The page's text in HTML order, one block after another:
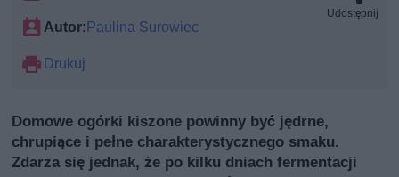
Autor:Paulina Surowiec
Drukuj
Udostępnij
Domowe ogórki kiszone powinny być jędrne,
chrupiące i pełne charakterystycznego smaku.
Zdarza się jednak, że po kilku dniach fermentacji